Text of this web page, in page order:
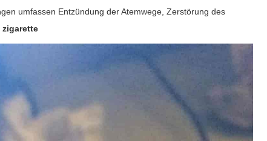
umfassen Entzündung der Atemwege, Zerstörung des
zigarette